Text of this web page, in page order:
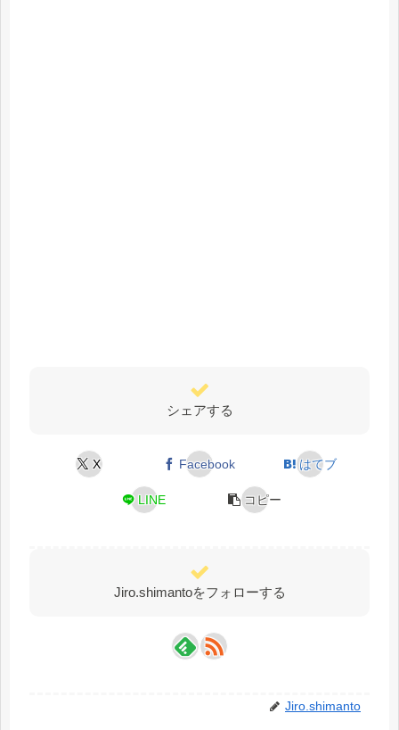
シェアする
X Facebook はてブ
LINE コピー
Jiro.shimantoをフォローする
Jiro.shimanto